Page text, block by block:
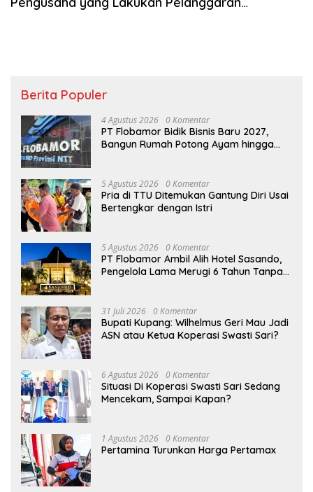
Berita Populer
4 Agustus 2026 0 Komentar
PT Flobamor Bidik Bisnis Baru 2027,
Bangun Rumah Potong Ayam hingga
5 Agustus 2026 0 Komentar
Pria di TTU Ditemukan Gantung Diri Usai
Bertengkar dengan Istri
5 Agustus 2026 0 Komentar
PT Flobamor Ambil Alih Hotel Sasando,
Pengelola Lama Merugi 6 Tahun Tanpa
31 Juli 2026 0 Komentar
Bupati Kupang: Wilhelmus Geri Mau Jadi
ASN atau Ketua Koperasi Swasti Sari?
6 Agustus 2026 0 Komentar
Situasi Di Koperasi Swasti Sari Sedang
Mencekam, Sampai Kapan?
1 Agustus 2026 0 Komentar
Pertamina Turunkan Harga Pertamax